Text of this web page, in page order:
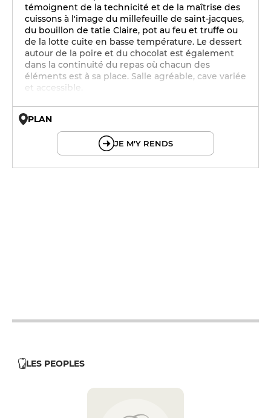
témoignent de la technicité et de la maîtrise des
cuissons à l'image du millefeuille de saint-jacques,
du bouillon de tatie Claire, pot au feu et truffe ou
de la lotte cuite en basse température. Le dessert
autour de la poire et du chocolat est également
dans la continuité du repas où chacun des
éléments est à sa place. Salle agréable, cave variée
et accessible.
PLAN
JE M'Y RENDS
LES PEOPLES